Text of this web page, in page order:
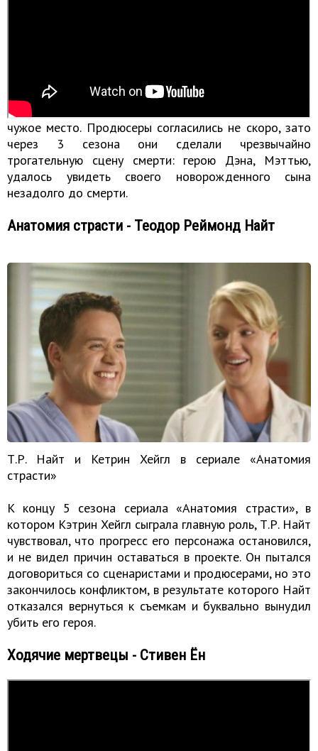
Даунтон», поэтому просил убить его персонажа как
можно скорее, потому что ему не хотелось занимать
чужое место. Продюсеры согласились не скоро, зато
через 3 сезона они сделали чрезвычайно
трогательную сцену смерти: герою Дэна, Мэттью,
удалось увидеть своего новорожденного сына
незадолго до смерти.
Анатомия страсти - Теодор Реймонд Найт
Т.Р. Найт и Кетрин Хейгл в сериале «Анатомия
страсти»
К концу 5 сезона сериала «Анатомия страсти», в
котором Кэтрин Хейгл сыграла главную роль, Т.Р. Найт
чувствовал, что прогресс его персонажа остановился,
и не видел причин оставаться в проекте. Он пытался
договориться со сценаристами и продюсерами, но это
закончилось конфликтом, в результате которого Найт
отказался вернуться к съемкам и буквально вынудил
убить его героя.
Ходячие мертвецы - Стивен Ён